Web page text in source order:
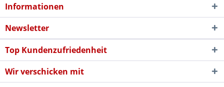
Informationen
Newsletter
Top Kundenzufriedenheit
Wir verschicken mit